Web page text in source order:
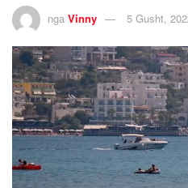
nga Vinny 5 Gusht,